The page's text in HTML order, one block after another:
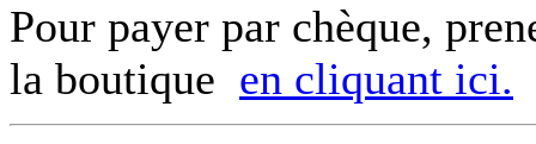
Pour payer par chèque,
la boutique en cliquant ici.